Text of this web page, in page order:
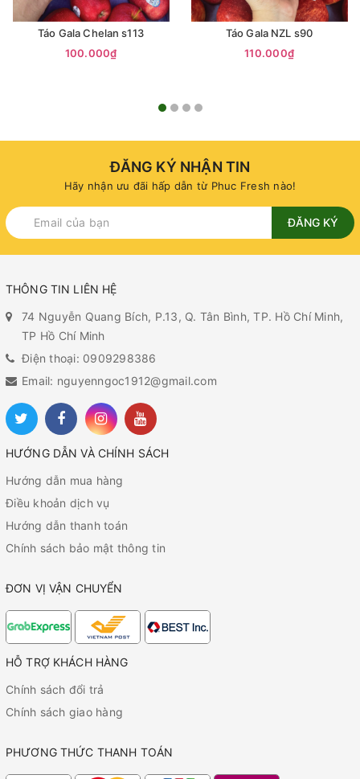
Táo Gala Chelan s113
100.000₫
Táo Gala NZL s90
110.000₫
ĐĂNG KÝ NHẬN TIN
Hãy nhận ưu đãi hấp dẫn từ Phuc Fresh nào!
ĐĂNG KÝ
THÔNG TIN LIÊN HỆ
74 Nguyễn Quang Bích, P.13, Q. Tân Bình, TP. Hồ Chí Minh,
TP Hồ Chí Minh
Điện thoại: 0909298386
Email: nguyenngoc1912@gmail.com
HƯỚNG DẪN VÀ CHÍNH SÁCH
Hướng dẫn mua hàng
Điều khoản dịch vụ
Hướng dẫn thanh toán
Chính sách bảo mật thông tin
ĐƠN VỊ VẬN CHUYỂN
HỖ TRỢ KHÁCH HÀNG
Chính sách đổi trả
Chính sách giao hàng
PHƯƠNG THỨC THANH TOÁN